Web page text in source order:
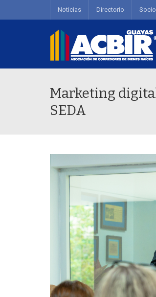
Noticias Directorio
Marketing
SEDA